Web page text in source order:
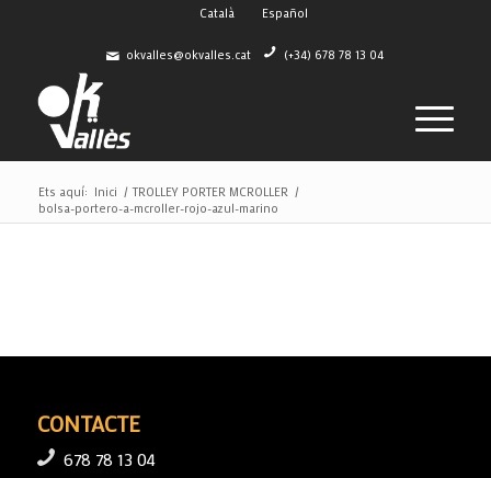
Català Español
okvalles@okvalles.cat (+34) 678 78 13 04
Ets aquí: Inici / TROLLEY PORTER MCROLLER /
bolsa-portero-a-mcroller-rojo-azul-marino
CONTACTE
678 78 13 04